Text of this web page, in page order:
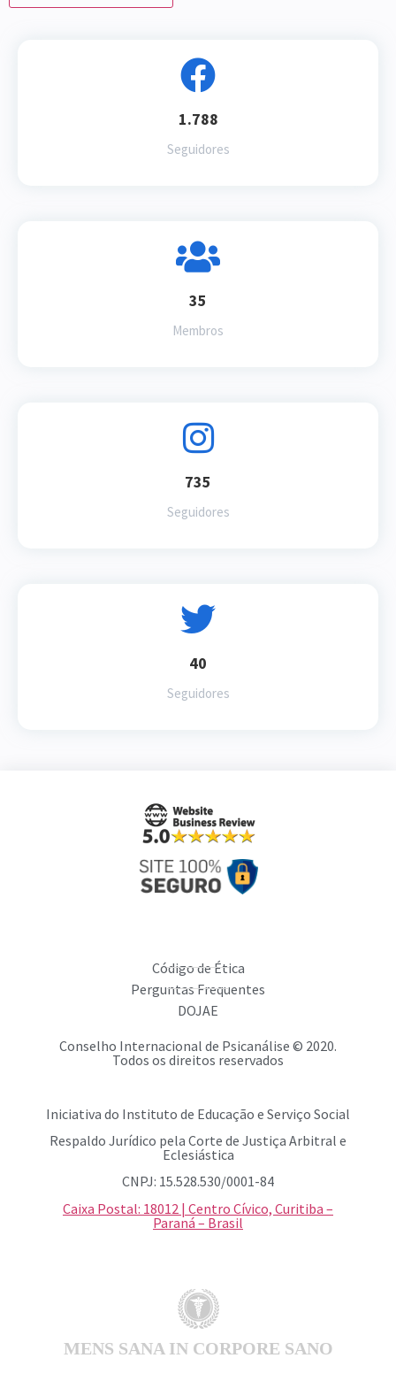
1.788
Seguidores
35
Membros
735
Seguidores
40
Seguidores
Código de Ética
Perguntas Frequentes
DOJAE
Conselho Internacional de Psicanálise © 2020.
Todos os direitos reservados
Iniciativa do Instituto de Educação e Serviço Social
Respaldo Jurídico pela Corte de Justiça Arbitral e
Eclesiástica
CNPJ: 15.528.530/0001-84
Caixa Postal: 18012 | Centro Cívico, Curitiba –
Paraná – Brasil
MENS SANA IN CORPORE SANO